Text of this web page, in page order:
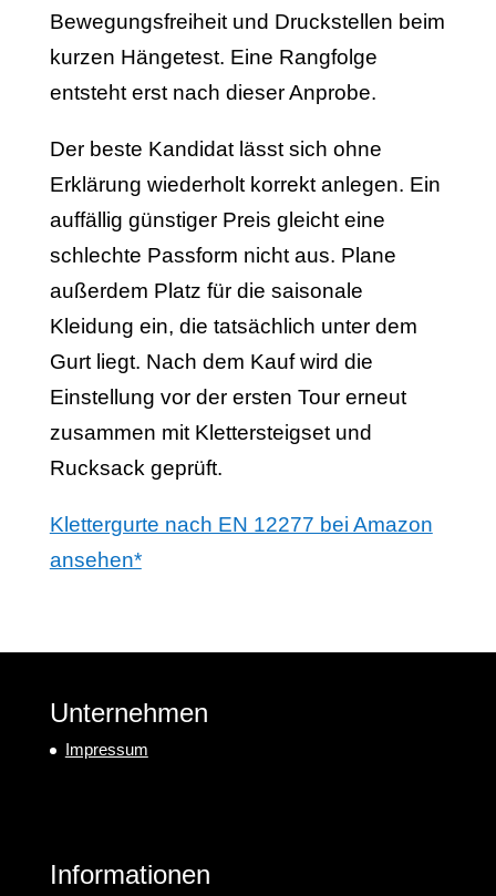
Bewegungsfreiheit und Druckstellen beim
kurzen Hängetest. Eine Rangfolge
entsteht erst nach dieser Anprobe.
Der beste Kandidat lässt sich ohne
Erklärung wiederholt korrekt anlegen. Ein
auffällig günstiger Preis gleicht eine
schlechte Passform nicht aus. Plane
außerdem Platz für die saisonale
Kleidung ein, die tatsächlich unter dem
Gurt liegt. Nach dem Kauf wird die
Einstellung vor der ersten Tour erneut
zusammen mit Klettersteigset und
Rucksack geprüft.
Klettergurte nach EN 12277 bei Amazon
ansehen*
Unternehmen
Impressum
Informationen